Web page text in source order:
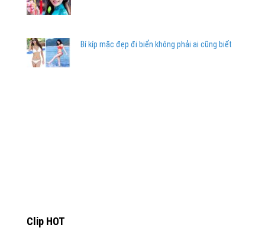
Bí kíp mặc đẹp đi biển không phải ai cũng biết
Clip HOT